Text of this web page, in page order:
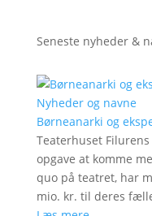
Seneste nyheder &
Nyheder og navne
Børneanarki og
Teaterhuset
opgave at komme
quo på teatret, har
mio. kr. til deres